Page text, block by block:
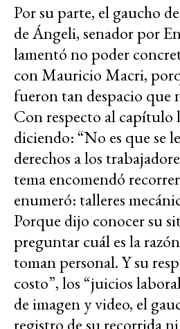
Por su parte, el gaucho
de Ángeli, senador por
lamentó no poder
con Mauricio Macri,
fueron tan despacio que
Con respecto al capítulo
diciendo: “No es que se
derechos a los
tema encomendó
enumeró: talleres
Porque dijo conocer su
preguntar cuál es la
toman personal. Y su
costo”, los “juicios
de imagen y video, el
registro de su recorrida